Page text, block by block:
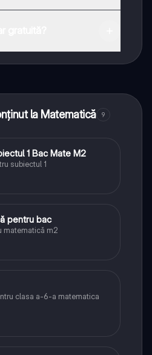
la Matematică 9
1 Bac Mate M2
subiectul 1
pentru bac
matematică m2
clasa a-6-a matematica